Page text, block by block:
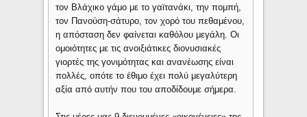
τον Βλάχικο γάμο με το γαϊτανάκι, την πομπή,
τον Πανούση-σάτυρο, τον χορό του πεθαμένου,
η απόσταση δεν φαίνεται καθόλου μεγάλη. Οι
ομοιότητες με τις ανοιξιάτικες διονυσιακές
γιορτές της γονιμότητας και ανανέωσης είναι
πολλές, οπότε το έθιμο έχει πολύ μεγαλύτερη
αξία από αυτήν που του αποδίδουμε σήμερα.